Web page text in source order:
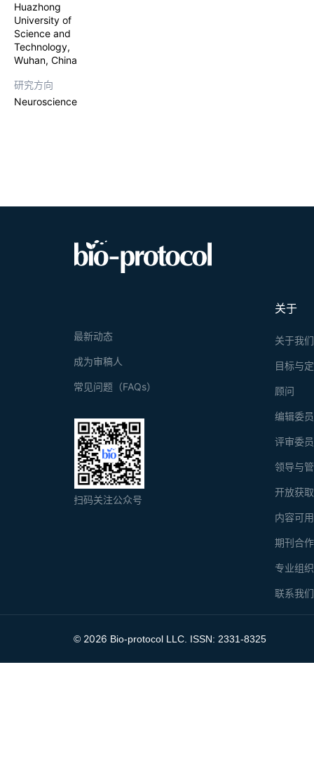
Huazhong
University of
Science and
Technology,
Wuhan, China
研究方向
Neuroscience
关于
关于我们
目标与
顾问
编辑委
评审委
领导与
开放获
内容可
期刊合
专业组
联系我们
最新动态
成为审稿人
常见问题（FAQs）
扫码关注公众号
© 2026 Bio-protocol LLC. ISSN: 2331-8325